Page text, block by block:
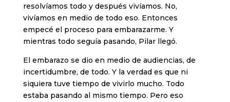
resolvíamos todo y después vivíamos. No,
vivíamos en medio de todo eso. Entonces
empecé el proceso para embarazarme. Y
mientras todo seguía pasando, Pilar llegó.
El embarazo se dio en medio de audiencias, de
incertidumbre, de todo. Y la verdad es que ni
siquiera tuve tiempo de vivirlo mucho. Todo
estaba pasando al mismo tiempo. Pero eso